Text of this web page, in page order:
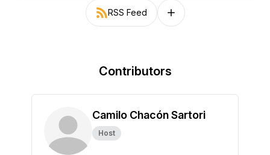
RSS Feed Follow on other platforms
Contributors
Camilo Chacón Sartori
Host